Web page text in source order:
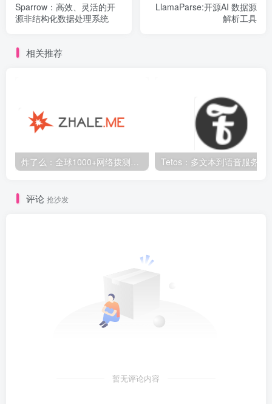
Sparrow：高效、灵活的开
源非结构化数据处理系统
LlamaParse:开源AI 数据源
解析工具
相关推荐
炸了么：全球1000+网络拨测节点，多功能网络测速与监控平台
评论 抢沙发
暂无评论内容